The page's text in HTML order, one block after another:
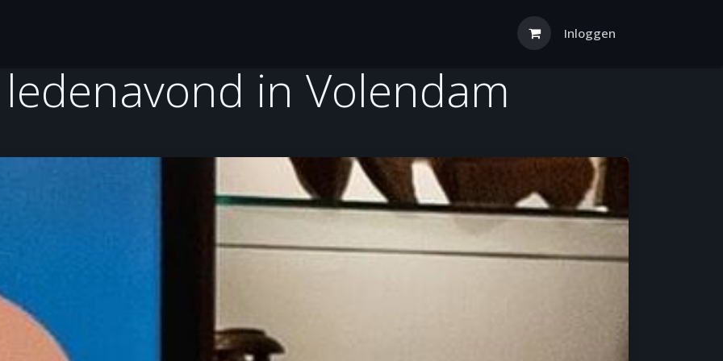
Inloggen
in Volendam